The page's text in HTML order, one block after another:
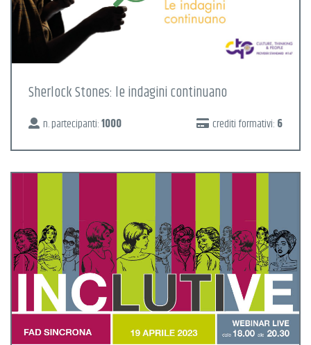
Sherlock Stones: le indagini continuano
n. partecipanti:1000 crediti formativi: 6